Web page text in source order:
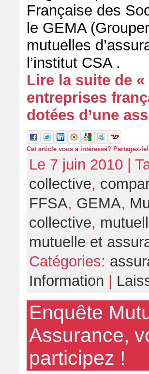
Française des
le GEMA
mutuelles
l’institut CSA .
Lire la suite de
entreprises
dotées d’une
Cet article vous a intéressé? Partagez-le!
Le 7 juin 2010 |
collective,
FFSA, GEMA,
collective,
mutuelle et
Catégories:
Information
Enquête
Assurance,
participez !